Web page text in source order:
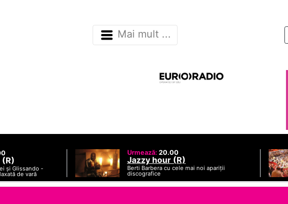
Mai mult ...
și Glissando -
de vară
Urmează: 20.00
Jazzy hour (R)
Berti Barbera cu cele mai noi apariții
discografice